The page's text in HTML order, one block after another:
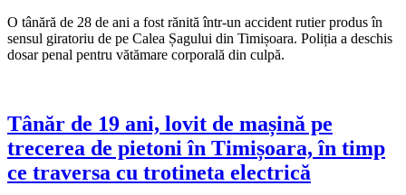
O tânără de 28 de ani a fost rănită într-un accident rutier produs în
sensul giratoriu de pe Calea Șagului din Timișoara. Poliția a deschis
dosar penal pentru vătămare corporală din culpă.
Tânăr de 19 ani, lovit de mașină pe
trecerea de pietoni în Timișoara, în timp
ce traversa cu trotineta electrică